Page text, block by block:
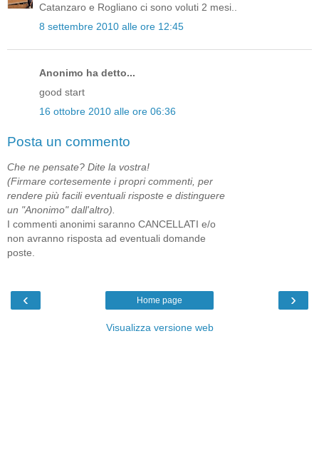
Catanzaro e Rogliano ci sono voluti 2 mesi..
8 settembre 2010 alle ore 12:45
Anonimo ha detto...
good start
16 ottobre 2010 alle ore 06:36
Posta un commento
Che ne pensate? Dite la vostra!
(Firmare cortesemente i propri commenti, per
rendere più facili eventuali risposte e distinguere
un "Anonimo" dall'altro).
I commenti anonimi saranno CANCELLATI e/o
non avranno risposta ad eventuali domande
poste.
‹ ›
Home page
Visualizza versione web